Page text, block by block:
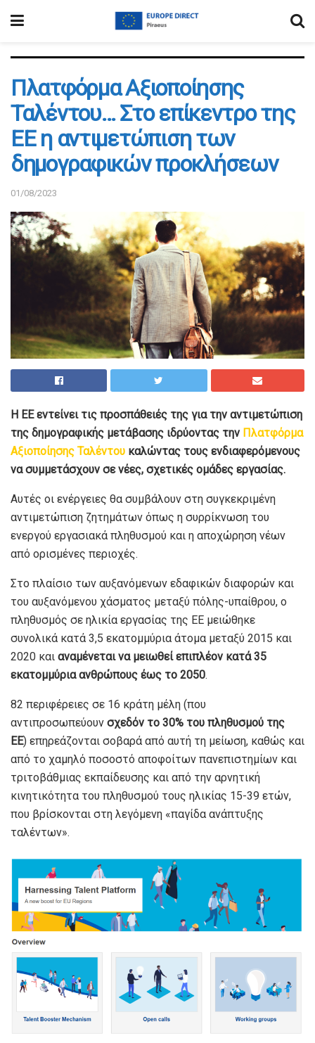
Πλατφόρμα Αξιοποίησης
Ταλέντου… Στο επίκεντρο της
ΕΕ η αντιμετώπιση των
δημογραφικών προκλήσεων
01/08/2023
Η ΕΕ εντείνει τις προσπάθειές της για την αντιμετώπιση
της δημογραφικής μετάβασης ιδρύοντας την Πλατφόρμα
Αξιοποί​ησης Ταλέντου​ καλώντας τους ενδιαφερόμενους
να συμμετάσχουν σε νέες, σχετικές ομάδες εργασίας.
Αυτές οι ενέργειες θα συμβάλουν στη συγκεκριμένη
αντιμετώπιση ζητημάτων όπως η συρρίκνωση του
ενεργού εργασιακά πληθυσμού και η αποχώρηση νέων
από ορισμένες περιοχές.
Στο πλαίσιο των αυξανόμενων εδαφικών διαφορών και
του αυξανόμενου χάσματος μεταξύ πόλης-υπαίθρου, ο
πληθυσμός σε ηλικία εργασίας της ΕΕ μειώθηκε
συνολικά κατά 3,5 εκατομμύρια άτομα μεταξύ 2015 και
2020 και αναμένεται να μειωθεί επιπλέον κατά 35
εκατομμύρια ανθρώπους έως το 2050.
82 περιφέρειες σε 16 κράτη μέλη (που
αντιπροσωπεύουν σχεδόν το 30% του πληθυσμού της
ΕΕ) επηρεάζονται σοβαρά από αυτή τη μείωση, καθώς και
από το χαμηλό ποσοστό αποφοίτων πανεπιστημίων και
τριτοβάθμιας εκπαίδευσης και από την αρνητική
κινητικότητα του πληθυσμού τους ηλικίας 15-39 ετών,
που βρίσκονται στη λεγόμενη «παγίδα ανάπτυξης
ταλέντων».